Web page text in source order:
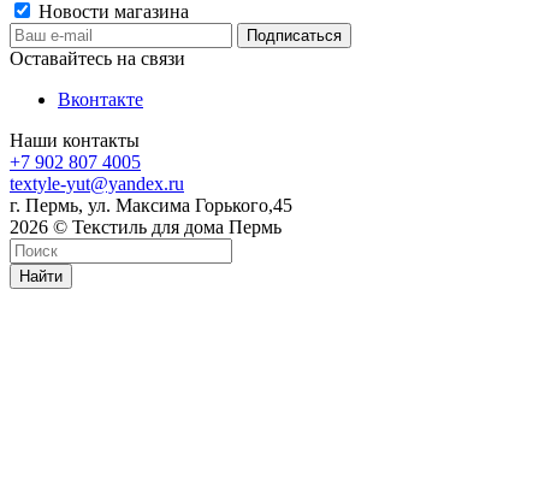
Новости магазина
Оставайтесь на связи
Вконтакте
Наши контакты
+7 902 807 4005
textyle-yut@yandex.ru
г. Пермь, ул. Максима Горького,45
2026 © Текстиль для дома Пермь
Найти